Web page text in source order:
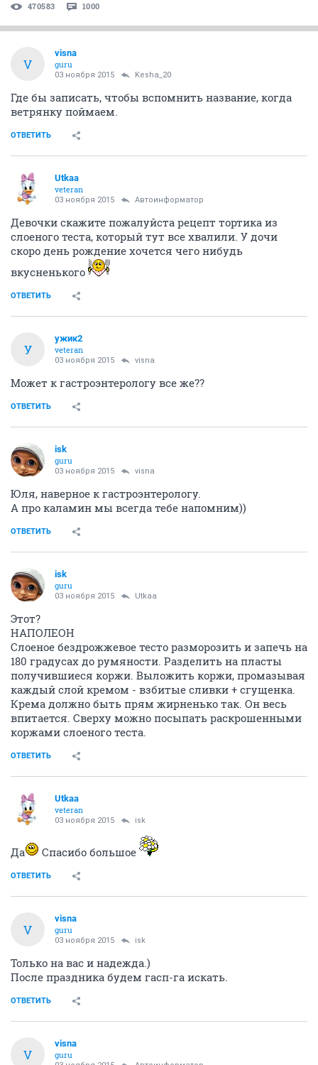
470583 1000
V
visna
guru
03 ноября 2015 Kesha_20
Где бы записать, чтобы вспомнить название, когда
ветрянку поймаем.
ОТВЕТИТЬ
Utkaa
veteran
03 ноября 2015 Автоинформатор
Девочки скажите пожалуйста рецепт тортика из
слоеного теста, который тут все хвалили. У дочи
скоро день рождение хочется чего нибудь
вкусненького
ОТВЕТИТЬ
У
ужик2
veteran
03 ноября 2015 visna
Может к гастроэнтерологу все же??
ОТВЕТИТЬ
isk
guru
03 ноября 2015 visna
Юля, наверное к гастроэнтерологу.
А про каламин мы всегда тебе напомним))
ОТВЕТИТЬ
isk
guru
03 ноября 2015 Utkaa
Этот?
НАПОЛЕОН
Слоеное бездрожжевое тесто разморозить и запечь на
180 градусах до румяности. Разделить на пласты
получившиеся коржи. Выложить коржи, промазывая
каждый слой кремом - взбитые сливки + сгущенка.
Крема должно быть прям жирненько так. Он весь
впитается. Сверху можно посыпать раскрошенными
коржами слоеного теста.
ОТВЕТИТЬ
Utkaa
veteran
03 ноября 2015 isk
Да Спасибо большое
ОТВЕТИТЬ
V
visna
guru
03 ноября 2015 isk
Только на вас и надежда.)
После праздника будем гасп-га искать.
ОТВЕТИТЬ
V
visna
guru